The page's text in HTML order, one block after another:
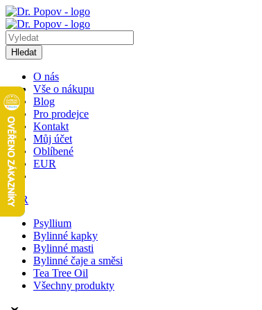
Hledat
O nás
Vše o nákupu
Blog
Pro prodejce
Kontakt
Můj účet
Oblíbené
EUR
EUR
Psyllium
Bylinné kapky
Bylinné masti
Bylinné čaje a směsi
Tea Tree Oil
Všechny produkty